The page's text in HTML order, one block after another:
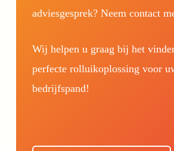
adviesgesprek? Neem contact
Wij helpen u graag bij het
perfecte rolluikoplossing voor
bedrijfspand!